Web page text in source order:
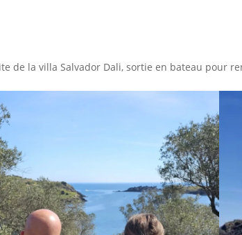
de la villa Salvador Dali, sortie en bateau pour